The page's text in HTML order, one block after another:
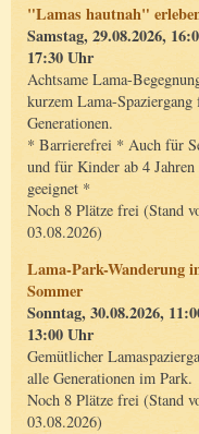
"Lamas hautnah"
Samstag, 29.08.2026,
17:30 Uhr
Achtsame Lama-
kurzem Lama-
Generationen.
* Barrierefrei * Auch für
und für Kinder ab 4 Jahren
geeignet *
Noch 8 Plätze frei (Stand
03.08.2026)
Lama-Park-Wanderung
Sommer
Sonntag, 30.08.2026,
13:00 Uhr
Gemütlicher
alle Generationen im Park.
Noch 8 Plätze frei (Stand
03.08.2026)